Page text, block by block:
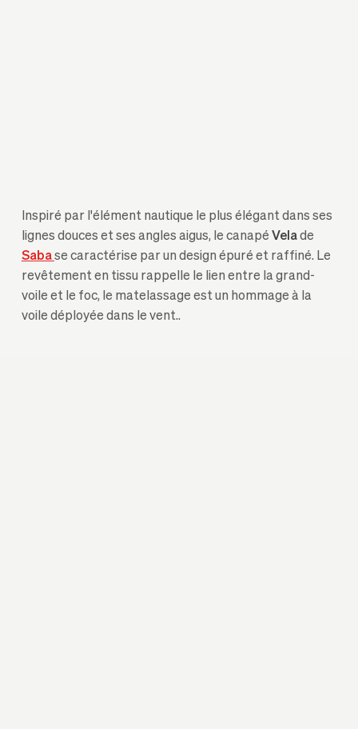
Inspiré par l'élément nautique le plus élégant dans ses
lignes douces et ses angles aigus, le canapé Velade
Sabase caractérise par un design épuré et raffiné. Le
revêtement en tissu rappelle le lien entre la grand-
voile et le foc, le matelassage est un hommage à la
voile déployée dans le vent..